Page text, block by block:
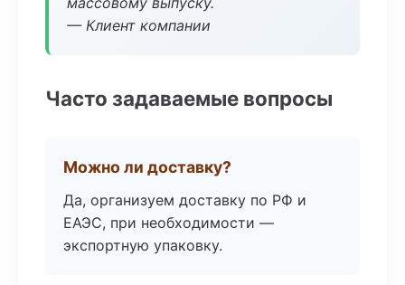
— Клиент компании
Часто задаваемые вопросы
Можно ли доставку?
Да, организуем доставку по РФ и
ЕАЭС, при необходимости —
экспортную упаковку.